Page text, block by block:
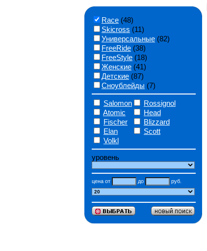
Race (48)
Skicross (11)
Универсальные (82)
FreeRide (38)
FreeStyle (18)
Женские (41)
Детские (87)
Сноублейды (7)
Salomon
Atomic
Fischer
Elan
Volkl
Rossignol
Head
Blizzard
Scott
уровень
цена от до руб.